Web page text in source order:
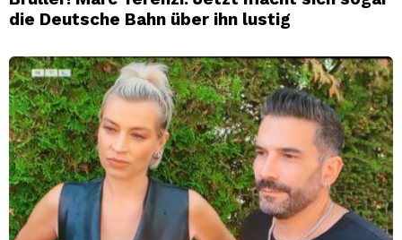
die Deutsche Bahn über ihn lustig